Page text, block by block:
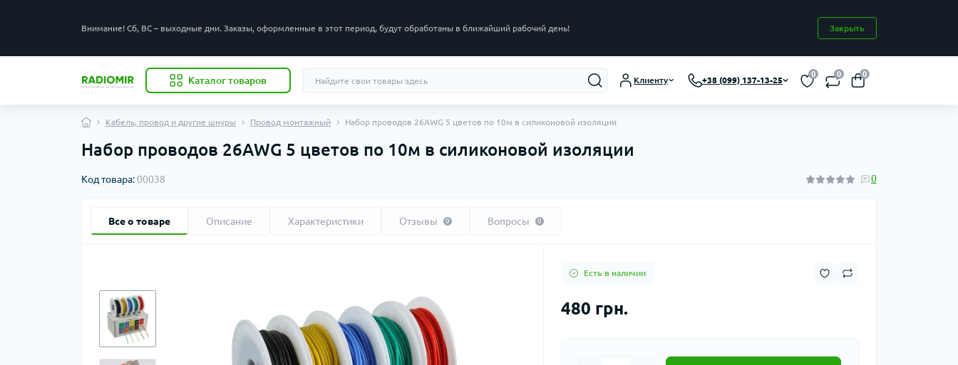
Внимание! Сб, ВС – выходные дни. Заказы, оформленные в этот период, будут обработаны в ближайший рабочий день! Закрыть
Каталог товаров Клиенту +38 (099) 137-13-25
0 0 0
Кабель, провод и другие шнуры Провод монтажный Набор проводов 26AWG 5 цветов по 10м в силиконовой изоляции
Набор проводов 26AWG 5 цветов по 10м в силиконовой изоляции
Код товара:00038 0
Все о товаре Описание Характеристики Отзывы 0 Вопросы 0
Есть в наличии
480 грн.